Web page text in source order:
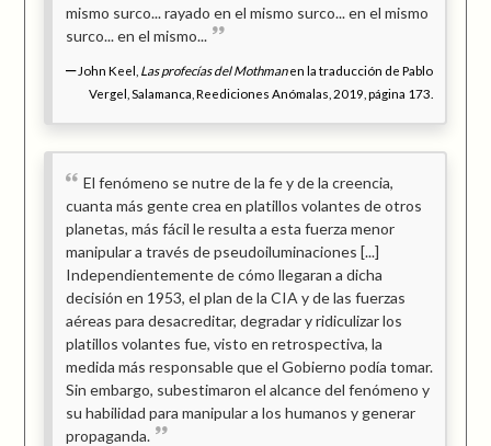
mismo surco... rayado en el mismo surco... en el mismo
surco... en el mismo...
John Keel, Las profecías del Mothmanen la traducción de Pablo
Vergel, Salamanca, Reediciones Anómalas, 2019, página 173.
El fenómeno se nutre de la fe y de la creencia,
cuanta más gente crea en platillos volantes de otros
planetas, más fácil le resulta a esta fuerza menor
manipular a través de pseudoiluminaciones [...]
Independientemente de cómo llegaran a dicha
decisión en 1953, el plan de la CIA y de las fuerzas
aéreas para desacreditar, degradar y ridiculizar los
platillos volantes fue, visto en retrospectiva, la
medida más responsable que el Gobierno podía tomar.
Sin embargo, subestimaron el alcance del fenómeno y
su habilidad para manipular a los humanos y generar
propaganda.